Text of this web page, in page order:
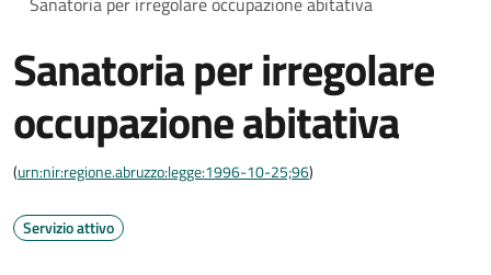
Sanatoria per irregolare
occupazione abitativa
(urn:nir:regione.abruzzo:legge:1996-10-25;96)
Servizio attivo